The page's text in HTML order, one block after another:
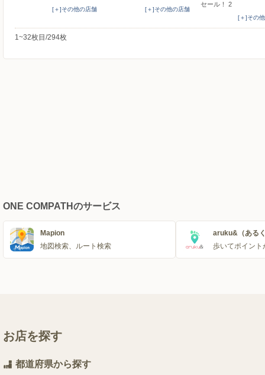
[＋]その他の店舗 [＋]その他の店舗
セール！ 2
[＋]その
1~32枚目/294枚
ONE COMPATHのサービス
Mapion
地図検索、ルート検索
aruku&（ある
歩いてポイント
お店を探す
都道府県から探す